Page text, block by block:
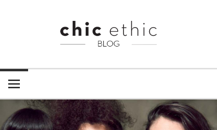
Chic
Ethic
Blog
Ethic
–
Trade
Shop